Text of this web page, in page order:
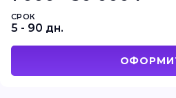
СРОК
5 - 90 дн.